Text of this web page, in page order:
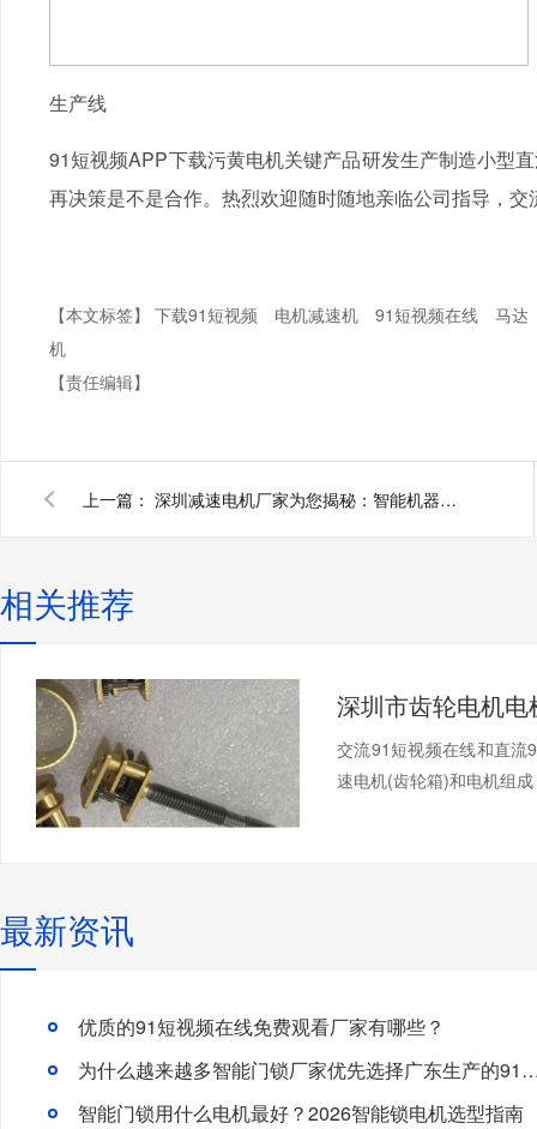
生产线
91短视频APP下载污黄电机关键产品研发生产制造小型
再决策是不是合作。热烈欢迎随时随地亲临公司指导，交
【本文标签】 下载91短视频 电机减速机 91短视频在线
马达
机
【责任编辑】
上一篇： 深圳减速电机厂家为您揭秘：智能机器人微型下载91短视频怎么选
相关推荐
交流91短视频在线和直流
速电机(齿轮箱)和电机组
最新资讯
优质的91短视频在线免费观看厂家有哪些？
为什么越来越多智能门锁厂家优先选择广
智能门锁用什么电机最好？2026智能锁电机选型指南